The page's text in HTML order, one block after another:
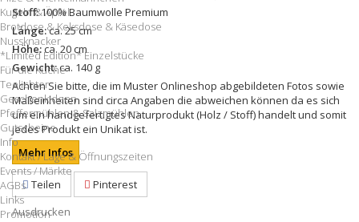
Kugeln & Äpfel
Brotdose & Keksdose & Käsedose
Nussknacker
*Limited Edition* Einzelstücke
Für die Küche
Teelichter
Geschenkideen
Pfeffermühlen & Salzmühlen
Gutscheine
Info
Kontakt / Lage & Öffnungszeiten
Events / Märkte
AGBs
Links
Promotion
Stoff:100% Baumwolle Premium
Länge:ca. 25 cm
Höhe:ca. 20 cm
Gewicht:ca. 140 g
Achten Sie bitte, die im Muster Onlineshop abgebildeten Fotos sowie
Maßeinheiten sind circa Angaben die abweichen können da es sich
um ein handgefertigtes Naturprodukt (Holz / Stoff) handelt und somit
jedes Produkt ein Unikat ist.
Mehr Infos
Teilen
Pinterest
Ausdrucken